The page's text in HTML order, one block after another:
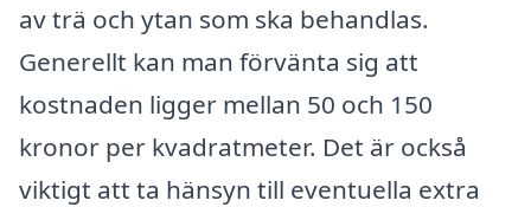
av trä och ytan som ska behandlas.
Generellt kan man förvänta sig att
kostnaden ligger mellan 50 och 150
kronor per kvadratmeter. Det är också
viktigt att ta hänsyn till eventuella extra